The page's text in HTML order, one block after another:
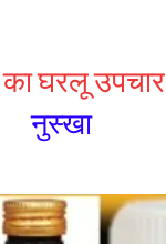
घरलू उपचार
नुस्खा